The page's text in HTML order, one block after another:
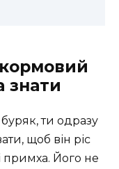
знати
ти одразу
щоб він ріс
примха. Його не